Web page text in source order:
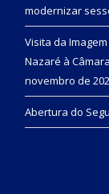
modernizar
Visita da
Nazaré à
novembro de
Abertura do